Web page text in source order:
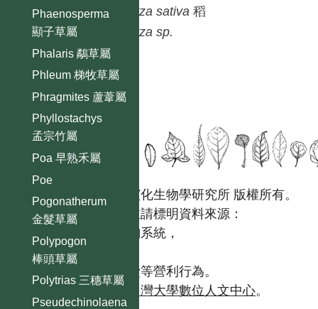
Phaenosperma
顯子草屬
Phalaris 鷸草屬
Phleum 梯牧草屬
Phragmites 蘆葦屬
Phyllostachys
孟宗竹屬
Poa 早熟禾屬
Poe
Pogonatherum
金髮草屬
Polypogon
棒頭草屬
Polytrias 三穗草屬
Pseudechinolaena
Oryza sativa 稻
Oryza sp.
國立台灣大學生態學與演化生物學研究所 版權所有。
歡迎引用本網站資料，並請標明資料來源：
【台灣植物資訊整合查詢系統，
https://tai2.ntu.edu.tw。】
且不得有收取資料查詢費等營利行為。
如需商業使用，請聯繫
台灣大學數位人文中心。